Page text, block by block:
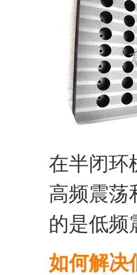
在半闭环
高频震荡
的是低频
如何解决